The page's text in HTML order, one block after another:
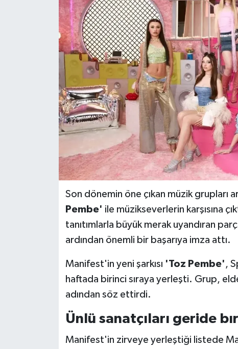
Son dönemin öne çıkan müzik grupları
Pembe' ile müzikseverlerin karşısına
tanıtımlarla büyük merak uyandıran
ardından önemli bir başarıya imza attı.
Manifest'in yeni şarkısı 'Toz Pembe' ,
haftada birinci sıraya yerleşti. Grup,
adından söz ettirdi.
Ünlü sanatçıları geride
Manifest'in zirveye yerleştiği listede
Magazin
Özel Haber
Siyaset
Son Dakika